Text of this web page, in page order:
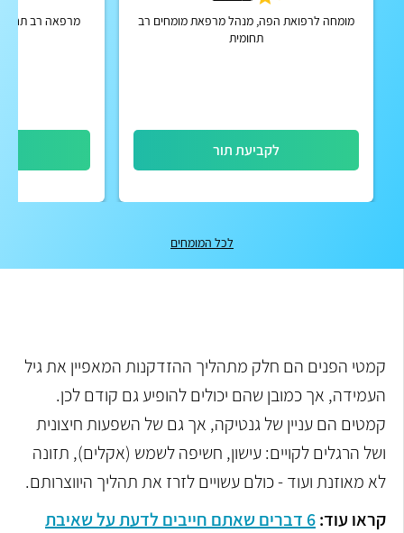
מומחה לרפואת הפה, מנהל מרפאת מומחים רב
תחומית
לקביעת תור
מרפאה רב
לכל המומחים
קמטי הפנים הם חלק מתהליך ההזדקנות המאפיין את גיל
העמידה, אך כמובן שהם יכולים להופיע גם קודם לכן.
קמטים הם עניין של גנטיקה, אך גם של השפעות חיצונית
ושל הרגלים לקויים: עישון, חשיפה לשמש (אקלים), תזונה
לא מאוזנת ועוד - כולם עשויים לזרז את תהליך היווצרותם.
קראו עוד:
6 דברים שאתם חייבים לדעת על שאיבת